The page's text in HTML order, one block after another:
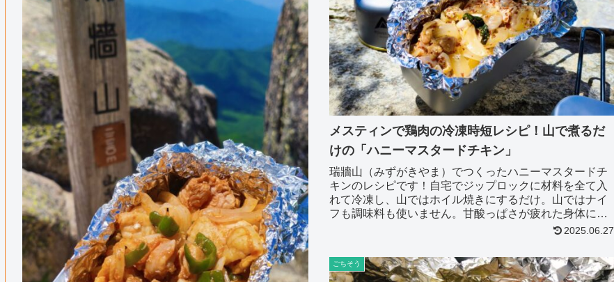
メスティンで鶏肉の冷凍時短レシピ！山で煮るだ
けの「ハニーマスタードチキン」
瑞牆山（みずがきやま）でつくったハニーマスタードチ
キンのレシピです！自宅でジップロックに材料を全て入
れて冷凍し、山ではホイル焼きにするだけ。山ではナイ
フも調味料も使いません。甘酸っぱさが疲れた身体に最
2025.06.27
ごちそう